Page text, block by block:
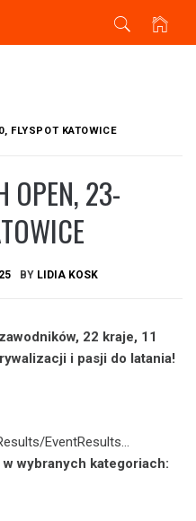
FLYSPOT KATOWICE
OPEN, 23-
BY LIDIA KOSK
22 kraje, 11
i pasji do latania!
EventResults…
wybranych kategoriach: